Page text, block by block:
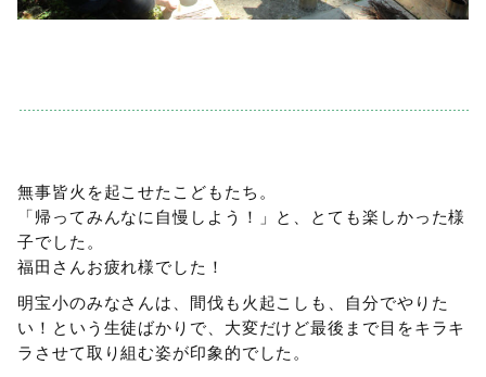
無事皆火を起こせたこどもたち。
「帰ってみんなに自慢しよう！」と、とても楽しかった様
子でした。
福田さんお疲れ様でした！
明宝小のみなさんは、間伐も火起こしも、自分でやりた
い！という生徒ばかりで、大変だけど最後まで目をキラキ
ラさせて取り組む姿が印象的でした。